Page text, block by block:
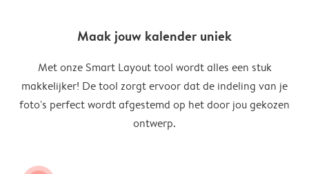
Maak jouw kalender uniek
Met onze Smart Layout tool wordt alles een stuk
makkelijker! De tool zorgt ervoor dat de indeling van je
foto's perfect wordt afgestemd op het door jou gekozen
ontwerp.